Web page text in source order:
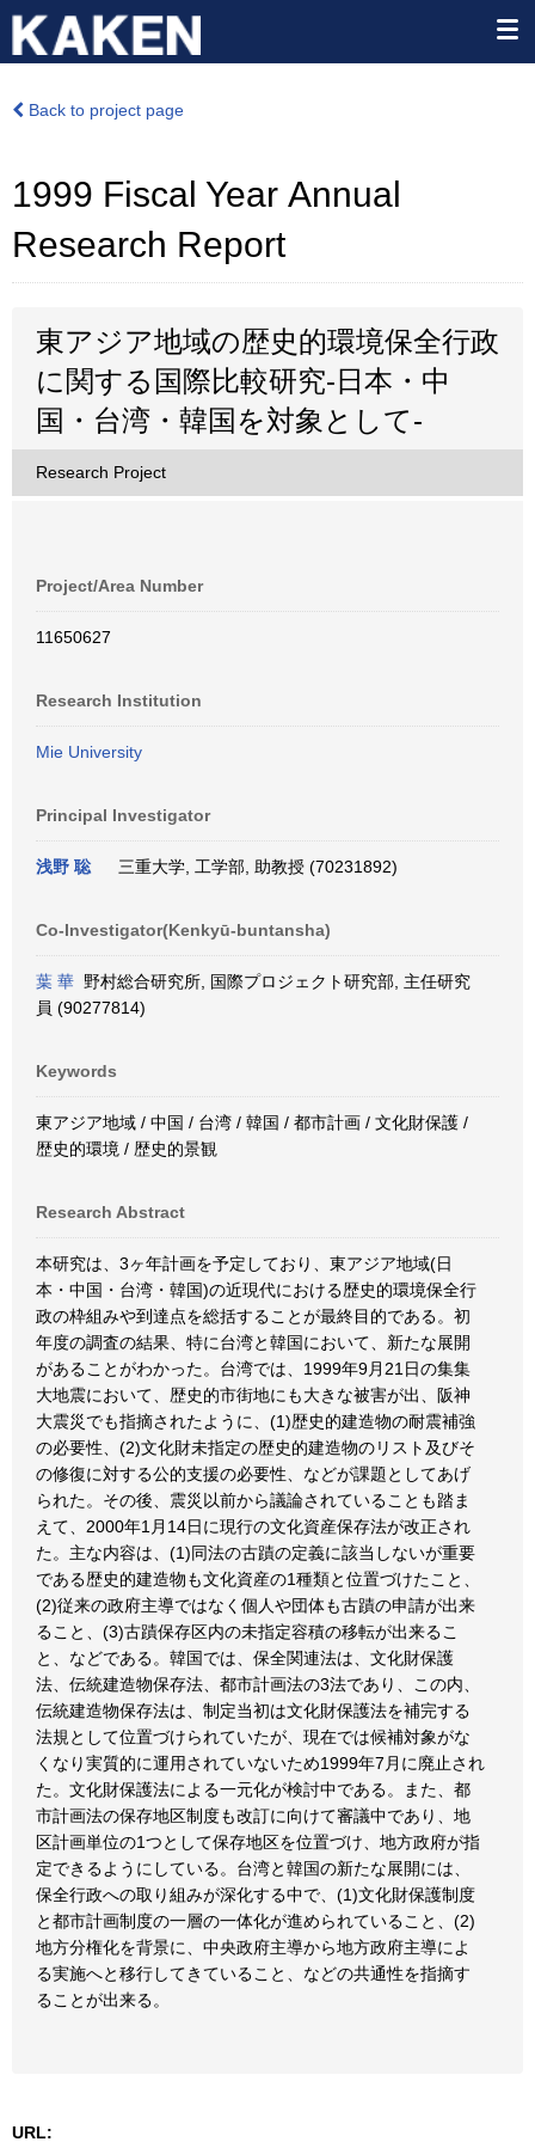
Back to project page
1999 Fiscal Year Annual
Research Report
東アジア地域の歴史的環境保全行政
に関する国際比較研究-日本・中
国・台湾・韓国を対象として-
Research Project
Project/Area Number
11650627
Research Institution
Mie University
Principal Investigator
浅野 聡 三重大学, 工学部, 助教授 (70231892)
Co-Investigator(Kenkyū-buntansha)
葉 華 野村総合研究所, 国際プロジェクト研究部, 主任研究
員 (90277814)
Keywords
東アジア地域 / 中国 / 台湾 / 韓国 / 都市計画 / 文化財保護 /
歴史的環境 / 歴史的景観
Research Abstract
本研究は、3ヶ年計画を予定しており、東アジア地域(日
本・中国・台湾・韓国)の近現代における歴史的環境保全行
政の枠組みや到達点を総括することが最終目的である。初
年度の調査の結果、特に台湾と韓国において、新たな展開
があることがわかった。台湾では、1999年9月21日の集集
大地震において、歴史的市街地にも大きな被害が出、阪神
大震災でも指摘されたように、(1)歴史的建造物の耐震補強
の必要性、(2)文化財未指定の歴史的建造物のリスト及びそ
の修復に対する公的支援の必要性、などが課題としてあげ
られた。その後、震災以前から議論されていることも踏ま
えて、2000年1月14日に現行の文化資産保存法が改正され
た。主な内容は、(1)同法の古蹟の定義に該当しないが重要
である歴史的建造物も文化資産の1種類と位置づけたこと、
(2)従来の政府主導ではなく個人や団体も古蹟の申請が出来
ること、(3)古蹟保存区内の未指定容積の移転が出来るこ
と、などである。韓国では、保全関連法は、文化財保護
法、伝統建造物保存法、都市計画法の3法であり、この内、
伝統建造物保存法は、制定当初は文化財保護法を補完する
法規として位置づけられていたが、現在では候補対象がな
くなり実質的に運用されていないため1999年7月に廃止され
た。文化財保護法による一元化が検討中である。また、都
市計画法の保存地区制度も改訂に向けて審議中であり、地
区計画単位の1つとして保存地区を位置づけ、地方政府が指
定できるようにしている。台湾と韓国の新たな展開には、
保全行政への取り組みが深化する中で、(1)文化財保護制度
と都市計画制度の一層の一体化が進められていること、(2)
地方分権化を背景に、中央政府主導から地方政府主導によ
る実施へと移行してきていること、などの共通性を指摘す
ることが出来る。
URL: